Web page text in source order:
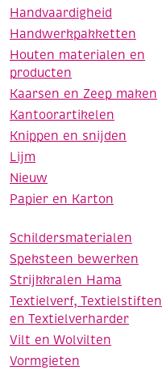
Handvaardigheid
Handwerkpakketten
Houten materialen en
producten
Kaarsen en Zeep maken
Kantoorartikelen
Knippen en snijden
Lijm
Nieuw
Papier en Karton
Schildersmaterialen
Speksteen bewerken
Strijkkralen Hama
Textielverf, Textielstiften
en Textielverharder
Vilt en Wolvilten
Vormgieten